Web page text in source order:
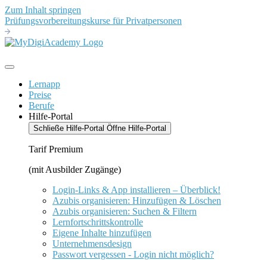
Zum Inhalt springen
Prüfungsvorbereitungskurse für Privatpersonen
Lernapp
Preise
Berufe
Hilfe-Portal
Schließe Hilfe-Portal Öffne Hilfe-Portal
Tarif Premium
(mit Ausbilder Zugänge)
Login-Links & App installieren – Überblick!
Azubis organisieren: Hinzufügen & Löschen
Azubis organisieren: Suchen & Filtern
Lernfortschrittskontrolle
Eigene Inhalte hinzufügen
Unternehmensdesign
Passwort vergessen - Login nicht möglich?